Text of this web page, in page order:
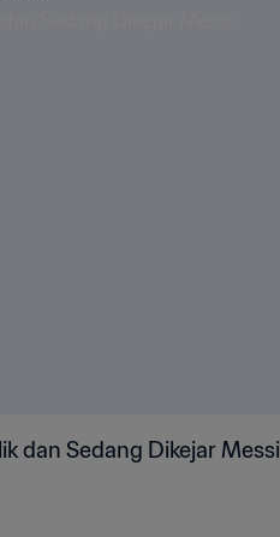
dan Sedang Dikejar Messi